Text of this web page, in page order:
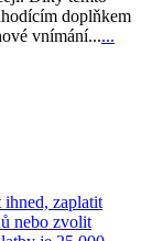
doplňkem
vnímání......